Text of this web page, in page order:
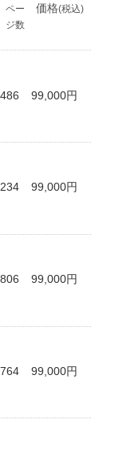
ペー
ジ数
価格(税込)
486 99,000円
234 99,000円
806 99,000円
764 99,000円